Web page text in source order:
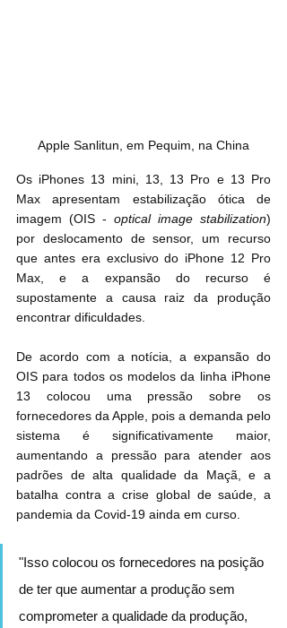
Apple Sanlitun, em Pequim, na China
Os ‌iPhones 13‌ mini, ‌13‌, 13 Pro‌ e 13 Pro‌
Max apresentam estabilização ótica de
imagem (OIS - optical image stabilization)
por deslocamento de sensor, um recurso
que antes era exclusivo do iPhone 12 Pro
Max, e a expansão do recurso é
supostamente a causa raiz da produção
encontrar dificuldades.
De acordo com a notícia, a expansão do
OIS para todos os modelos da linha iPhone
13 colocou uma pressão sobre os
fornecedores da Apple, pois a demanda pelo
sistema é significativamente maior,
aumentando a pressão para atender aos
padrões de alta qualidade da Maçã, e a
batalha contra a crise global de saúde, a
pandemia da Covid-19 ainda em curso.
"Isso colocou os fornecedores na posição
de ter que aumentar a produção sem
comprometer a qualidade da produção,